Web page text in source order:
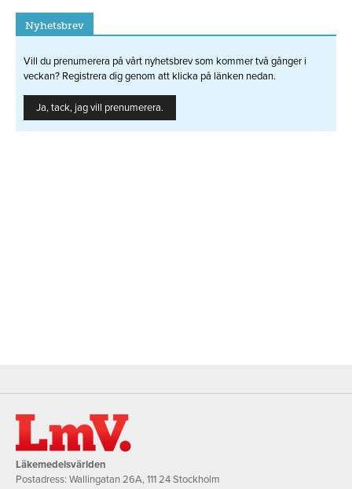
Nyhetsbrev
Vill du prenumerera på vårt nyhetsbrev som kommer två gånger i
veckan? Registrera dig genom att klicka på länken nedan.
Ja, tack, jag vill prenumerera.
Läkemedelsvärlden
Postadress: Wallingatan 26A, 111 24 Stockholm